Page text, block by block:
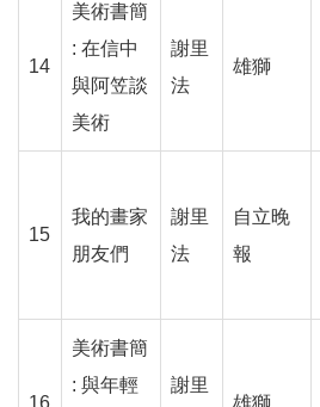
題
大
保
14
美術書簡
: 在信中
與阿笠談
美術
謝里
法
雄獅
15
我的畫家
朋友們
謝里
法
自立晚
報
美術書簡
: 與年輕
謝里